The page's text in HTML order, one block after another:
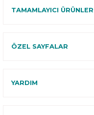
TAMAMLAYICI ÜRÜNLER
ÖZEL SAYFALAR
YARDIM